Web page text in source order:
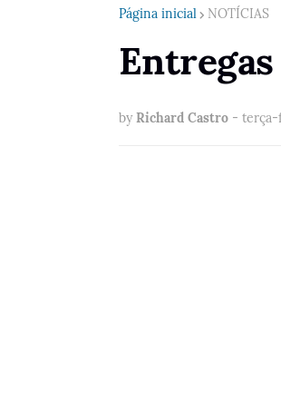
Página inicial NOTÍCIAS
by Richard Castro - terça-